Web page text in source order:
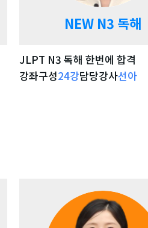
NEW N3 독해
JLPT N3 독해 한번에 합격
강좌구성24강담당강사선아